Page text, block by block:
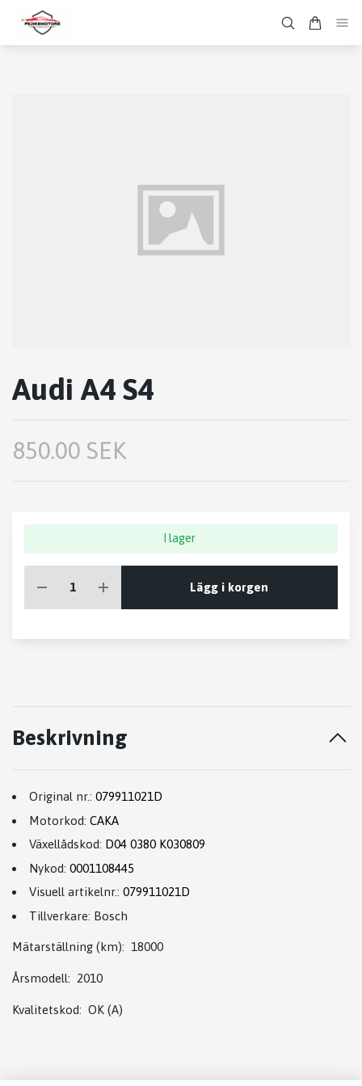
Audi A4 S4
850.00 SEK
I lager
Lägg i korgen
Beskrivning
Original nr.: 079911021D
Motorkod: CAKA
Växellådskod: D04 0380 K030809
Nykod: 0001108445
Visuell artikelnr.: 079911021D
Tillverkare: Bosch
Mätarställning (km): 18000
Årsmodell: 2010
Kvalitetskod: OK (A)